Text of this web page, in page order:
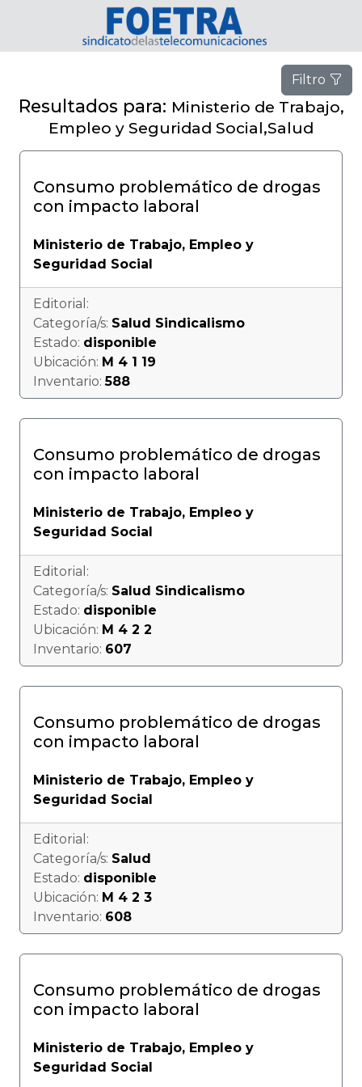
Filtro
Resultados para: Ministerio de Trabajo,
Empleo y Seguridad Social,Salud
Consumo problemático de drogas
con impacto laboral
Ministerio de Trabajo, Empleo y
Seguridad Social
Editorial:
Categoría/s: Salud Sindicalismo
Estado: disponible
Ubicación: M 4 1 19
Inventario:588
Consumo problemático de drogas
con impacto laboral
Ministerio de Trabajo, Empleo y
Seguridad Social
Editorial:
Categoría/s: Salud Sindicalismo
Estado: disponible
Ubicación: M 4 2 2
Inventario: 607
Consumo problemático de drogas
con impacto laboral
Ministerio de Trabajo, Empleo y
Seguridad Social
Editorial:
Categoría/s: Salud
Estado: disponible
Ubicación: M 4 2 3
Inventario: 608
Consumo problemático de drogas
con impacto laboral
Ministerio de Trabajo, Empleo y
Seguridad Social